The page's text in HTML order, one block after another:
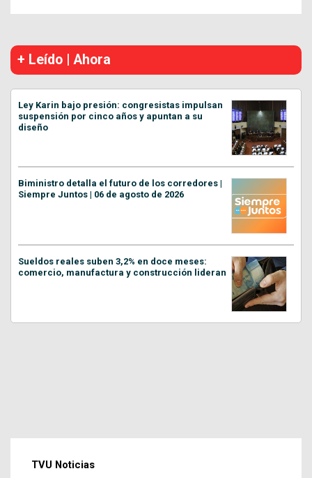
+ Leído | Ahora
Ley Karin bajo presión: congresistas impulsan
suspensión por cinco años y apuntan a su
diseño
Biministro detalla el futuro de los corredores |
Siempre Juntos | 06 de agosto de 2026
Sueldos reales suben 3,2% en doce meses:
comercio, manufactura y construcción lideran
TVU Noticias